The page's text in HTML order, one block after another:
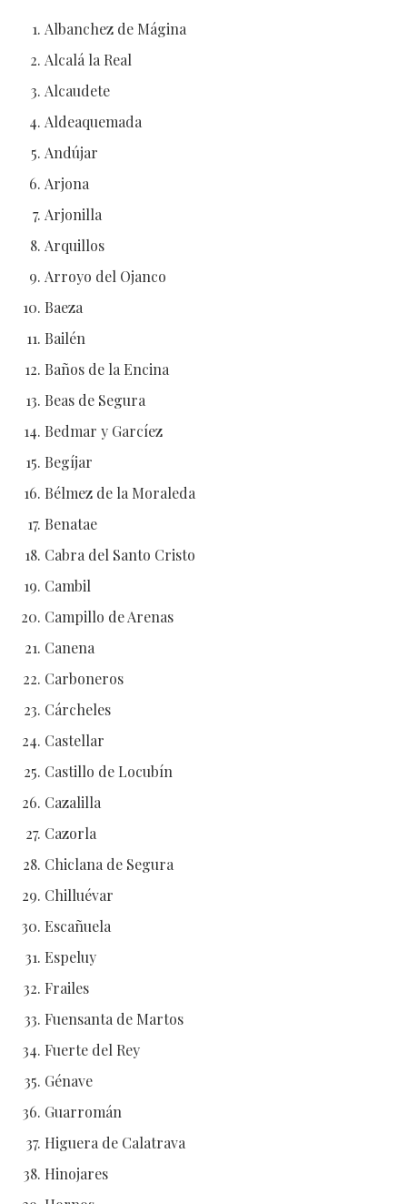
Albanchez de Mágina
Alcalá la Real
Alcaudete
Aldeaquemada
Andújar
Arjona
Arjonilla
Arquillos
Arroyo del Ojanco
Baeza
Bailén
Baños de la Encina
Beas de Segura
Bedmar y Garcíez
Begíjar
Bélmez de la Moraleda
Benatae
Cabra del Santo Cristo
Cambil
Campillo de Arenas
Canena
Carboneros
Cárcheles
Castellar
Castillo de Locubín
Cazalilla
Cazorla
Chiclana de Segura
Chilluévar
Escañuela
Espeluy
Frailes
Fuensanta de Martos
Fuerte del Rey
Génave
Guarromán
Higuera de Calatrava
Hinojares